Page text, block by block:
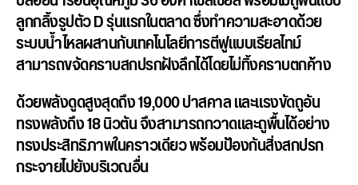
ลูกกลิ้งรูปตัว D รุ่นแรกในตลาด ซึ่งทำความสะอาดด้วย
ระบบน้ำไหลผสานกับเทคโนโลยีการตีฟูแบบเรียลไทม์
สามารถขจัดคราบสกปรกฝังลึกได้โดยไม่ทิ้งคราบตกค้าง
ด้วยพลังดูดสูงสุดถึง 19,000 ปาสคาล และแรงขัดถูอัน
ทรงพลังถึง 18 นิวตัน จึงสามารถกวาดและถูพื้นได้อย่าง
ทรงประสิทธิภาพในคราวเดียว พร้อมป้องกันสิ่งสกปรก
กระจายไปยังบริเวณอื่น